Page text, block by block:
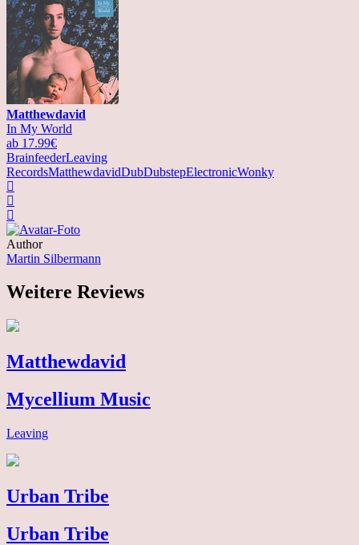
Matthewdavid
In My World
ab 17.99€
BrainfeederLeaving
RecordsMatthewdavidDubDubstepElectronicWonky
Author
Martin Silbermann
Weitere Reviews
Matthewdavid
Mycellium Music
Leaving
Urban Tribe
Urban Tribe